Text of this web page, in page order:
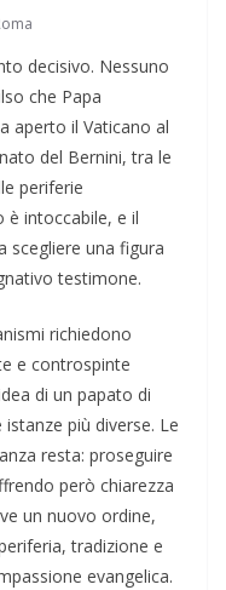
decisivo. Nessuno
che Papa
aperto il Vaticano al
del Bernini, tra le
periferie
è intoccabile, e il
scegliere una figura
testimone.
richiedono
e controspinte
di un papato di
più diverse. Le
resta: proseguire
però chiarezza
un nuovo ordine,
tradizione e
evangelica.